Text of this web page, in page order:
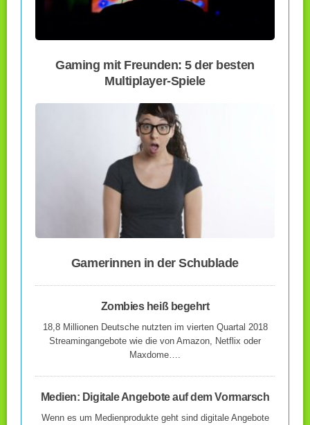
Gaming mit Freunden: 5 der besten
Multiplayer-Spiele
Gamerinnen in der Schublade
Zombies heiß begehrt
18,8 Millionen Deutsche nutzten im vierten Quartal 2018
Streamingangebote wie die von Amazon, Netflix oder
Maxdome….
Medien: Digitale Angebote auf dem Vormarsch
Wenn es um Medienprodukte geht sind digitale Angebote